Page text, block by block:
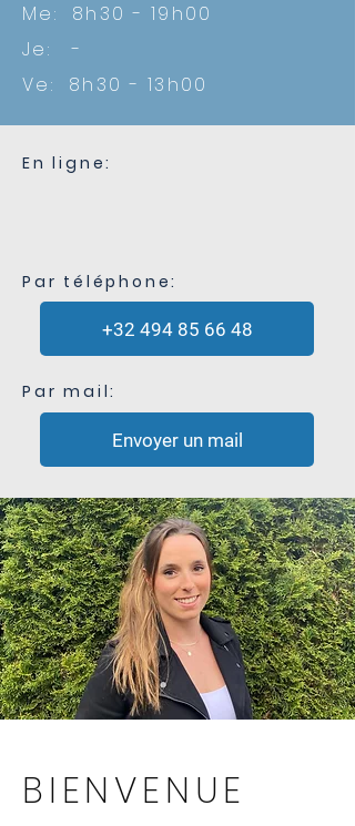
Me: 8h30 - 19h00
Je: -
Ve: 8h30 - 13h00
En ligne:
Par téléphone:
+32 494 85 66 48
Par mail:
Envoyer un mail
BIENVENUE